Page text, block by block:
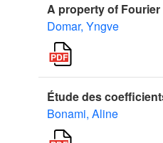
A property of
Domar, Yngve
Étude des
Bonami, Aline